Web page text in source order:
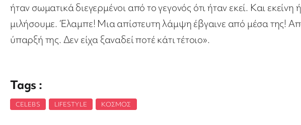
ήταν σωματικά διεγερμένοι από το γεγονός ότι ήταν εκεί. Και
μιλήσουμε. Έλαμπε! Μια απίστευτη λάμψη έβγαινε από μέσα της!
ύπαρξή της. Δεν είχα ξαναδεί ποτέ κάτι τέτοιο».
Tags :
CELEBS LIFESTYLE ΚΌΣΜΟΣ